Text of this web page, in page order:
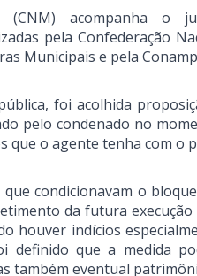
(CNM) acompanha o
pela Confederação
Municipais e pela
foi acolhida
pelo condenado no
que o agente tenha com o
condicionavam o
da futura
houver indícios
definido que a medida
também eventual